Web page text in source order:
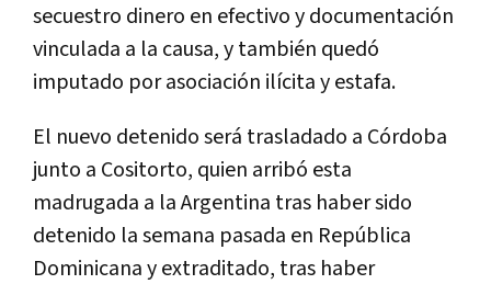
secuestro dinero en efectivo y documentación
vinculada a la causa, y también quedó
imputado por asociación ilícita y estafa.
El nuevo detenido será trasladado a Córdoba
junto a Cositorto, quien arribó esta
madrugada a la Argentina tras haber sido
detenido la semana pasada en República
Dominicana y extraditado, tras haber